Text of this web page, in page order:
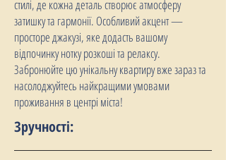
стилі, де кожна деталь створює атмосферу
затишку та гармонії. Особливий акцент —
просторе джакузі, яке додасть вашому
відпочинку нотку розкоші та релаксу.
Забронюйте цю унікальну квартиру вже зараз та
насолоджуйтесь найкращими умовами
проживання в центрі міста!
Зручності: